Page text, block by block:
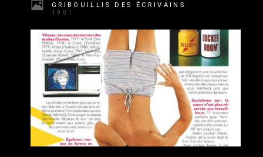
GRIBOUILLIS DES ÉCRIVAINS
1981